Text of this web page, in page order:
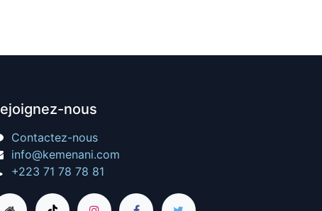
nous
Contactez-nous
info@kemenani.com
+223 71 78 78 81